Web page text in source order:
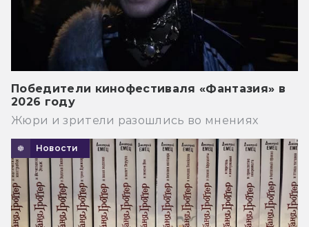
Победители кинофестиваля «Фантазия» в
2026 году
Жюри и зрители разошлись во мнениях
Новости